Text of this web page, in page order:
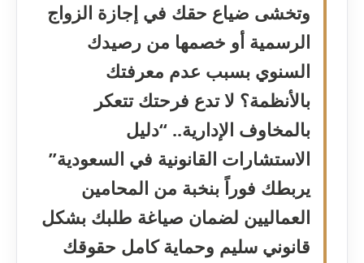
وتخشى ضياع حقك في إجازة الزواج
الرسمية أو خصمها من رصيدك
السنوي بسبب عدم معرفتك
بالأنظمة؟ لا تدع فرحتك تتعكر
بالمخاوف الإدارية.. “دليل
الاستشارات القانونية في السعودية”
يربطك فوراً بنخبة من المحامين
العماليين لضمان صياغة طلبك بشكل
قانوني سليم وحماية كامل حقوقك